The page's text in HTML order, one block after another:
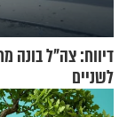
דיווח: צה"ל בונה
לשניים